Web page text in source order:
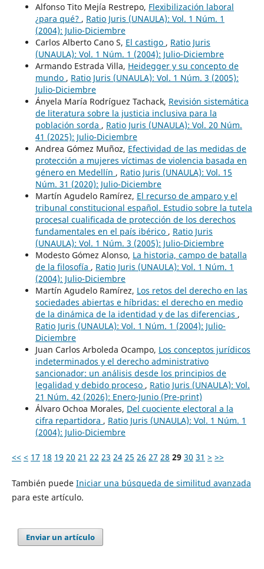
Alfonso Tito Mejía Restrepo, Flexibilización laboral
¿para qué? , Ratio Juris (UNAULA): Vol. 1 Núm. 1
(2004): Julio-Diciembre
Carlos Alberto Cano S, El castigo , Ratio Juris
(UNAULA): Vol. 1 Núm. 1 (2004): Julio-Diciembre
Armando Estrada Villa, Heidegger y su concepto de
mundo , Ratio Juris (UNAULA): Vol. 1 Núm. 3 (2005):
Julio-Diciembre
Ányela María Rodríguez Tachack, Revisión sistemática
de literatura sobre la justicia inclusiva para la
población sorda , Ratio Juris (UNAULA): Vol. 20 Núm.
41 (2025): Julio-Diciembre
Andrea Gómez Muñoz, Efectividad de las medidas de
protección a mujeres víctimas de violencia basada en
género en Medellín , Ratio Juris (UNAULA): Vol. 15
Núm. 31 (2020): Julio-Diciembre
Martín Agudelo Ramírez, El recurso de amparo y el
tribunal constitucional español. Estudio sobre la tutela
procesal cualificada de protección de los derechos
fundamentales en el país ibérico , Ratio Juris
(UNAULA): Vol. 1 Núm. 3 (2005): Julio-Diciembre
Modesto Gómez Alonso, La historia, campo de batalla
de la filosofía , Ratio Juris (UNAULA): Vol. 1 Núm. 1
(2004): Julio-Diciembre
Martín Agudelo Ramírez, Los retos del derecho en las
sociedades abiertas e híbridas: el derecho en medio
de la dinámica de la identidad y de las diferencias ,
Ratio Juris (UNAULA): Vol. 1 Núm. 1 (2004): Julio-
Diciembre
Juan Carlos Arboleda Ocampo, Los conceptos jurídicos
indeterminados y el derecho administrativo
sancionador: un análisis desde los principios de
legalidad y debido proceso , Ratio Juris (UNAULA): Vol.
21 Núm. 42 (2026): Enero-Junio (Pre-print)
Álvaro Ochoa Morales, Del cuociente electoral a la
cifra repartidora , Ratio Juris (UNAULA): Vol. 1 Núm. 1
(2004): Julio-Diciembre
<< < 17 18 19 20 21 22 23 24 25 26 27 28 29 30 31 > >>
También puede Iniciar una búsqueda de similitud avanzada
para este artículo.
Enviar un artículo